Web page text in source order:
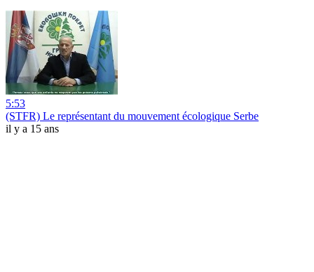
5:53
(STFR) Le représentant du mouvement écologique Serbe
il y a 15 ans